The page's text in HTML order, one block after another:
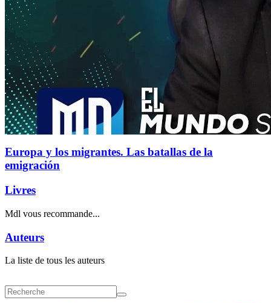
Europa y los migrantes. Las batallas de la
emigración
Livres
Mdl vous recommande...
Auteurs
La liste de tous les auteurs